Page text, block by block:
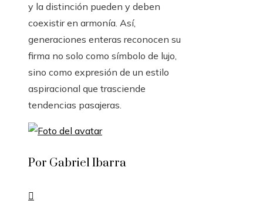
y la distinción pueden y deben
coexistir en armonía. Así,
generaciones enteras reconocen su
firma no solo como símbolo de lujo,
sino como expresión de un estilo
aspiracional que trasciende
tendencias pasajeras.
Por Gabriel Ibarra